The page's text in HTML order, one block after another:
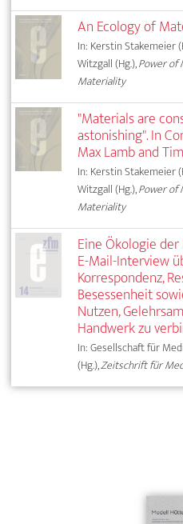
An Ecology of
In: Kerstin Stakemeier
Witzgall (Hg.),Power of
Materiality
"Materials are
astonishing". In
Max Lamb and
In: Kerstin Stakemeier
Witzgall (Hg.),Power of
Materiality
Eine Ökologie
E-Mail-Interview
Korrespondenz,
Besessenheit
Nutzen,
Handwerk zu
In: Gesellschaft für
(Hg.),Zeitschrift für